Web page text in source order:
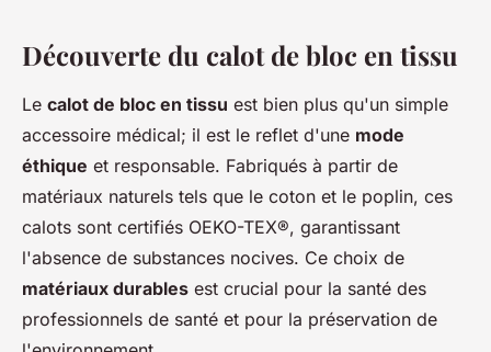
Découverte du calot de bloc en tissu
Le calot de bloc en tissu est bien plus qu'un simple
accessoire médical; il est le reflet d'une mode
éthique et responsable. Fabriqués à partir de
matériaux naturels tels que le coton et le poplin, ces
calots sont certifiés OEKO-TEX®, garantissant
l'absence de substances nocives. Ce choix de
matériaux durables est crucial pour la santé des
professionnels de santé et pour la préservation de